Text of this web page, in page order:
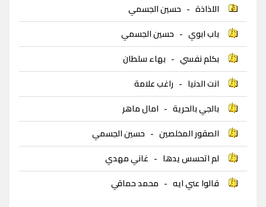
اللذاذة - حسين الجسمي
باب ابوي - حسين الجسمي
بكلم نفسي - بهاء سلطان
انت الدنيا - راغب علامة
بالجي بالحرية - امال ماهر
الصقور المخلصين - حسين الجسمي
لم اتحسس يدها - غاني مهدي
قالوا عني ايه - محمد حماقي